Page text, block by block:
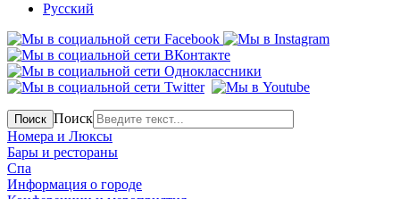
Русский
Поиск Поиск
Номера и Люксы
Бары и рестораны
Спа
Информация о городе